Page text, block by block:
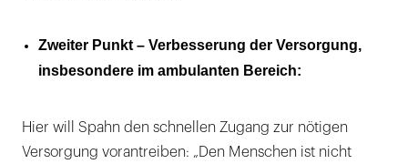
Zweiter Punkt – Verbesserung der Versorgung,
insbesondere im ambulanten Bereich:
Hier will Spahn den schnellen Zugang zur nötigen
Versorgung vorantreiben: „Den Menschen ist nicht